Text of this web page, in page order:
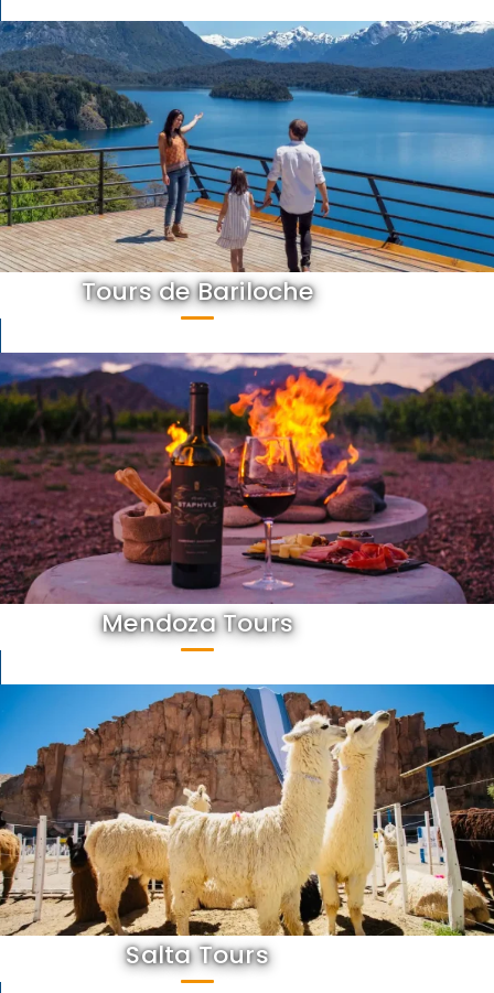
Tours de Bariloche
Mendoza Tours
Salta Tours